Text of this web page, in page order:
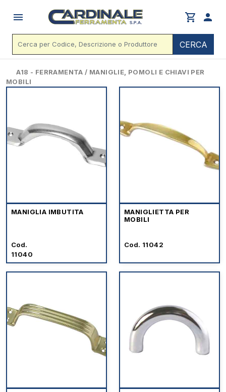
menu shopping_cart person
CERCA
A18 - FERRAMENTA / MANIGLIE, POMOLI E CHIAVI PER
MOBILI
MANIGLIA IMBUTITA
Cod.
11040
MANIGLIETTA PER
MOBILI
Cod. 11042